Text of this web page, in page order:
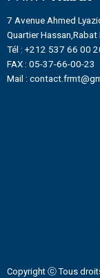
7 Avenue Ahmed
Quartier Hassan,Rabat
Tél : +212 537 66 00
FAX : 05-37-66-00-23
Mail :
Copyright ⓒ Tous